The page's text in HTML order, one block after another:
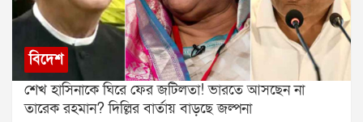
বিদেশ
শেখ হাসিনাকে ঘিরে ফের জটিলতা! ভারতে আসছেন না
তারেক রহমান? দিল্লির বার্তায় বাড়ছে জল্পনা